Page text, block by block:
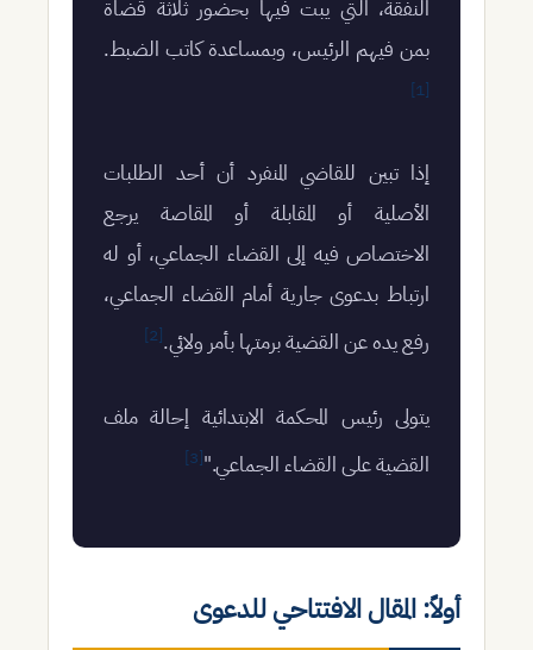
النفقة، التي يبت فيها بحضور ثلاثة قضاة
بمن فيهم الرئيس، وبمساعدة كاتب الضبط.
[1]
إذا تبين للقاضي المنفرد أن أحد الطلبات
الأصلية أو المقابلة أو المقاصة يرجع
الاختصاص فيه إلى القضاء الجماعي، أو له
ارتباط بدعوى جارية أمام القضاء الجماعي،
رفع يده عن القضية برمتها بأمر ولائي.[2]
يتولى رئيس المحكمة الابتدائية إحالة ملف
القضية على القضاء الجماعي."[3]
أولاً: المقال الافتتاحي للدعوى